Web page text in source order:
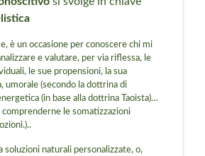
è un occasione per conoscere chi mi
e valutare, per via riflessa, le
le sue propensioni, la sua
umorale (secondo la dottrina di
(in base alla dottrina Taoista)…
comprenderne le somatizzazioni
soluzioni naturali personalizzate, o,